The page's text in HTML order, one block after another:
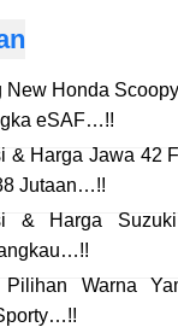
New Honda
eSAF…!!
& Harga Jawa 42
Jutaan…!!
& Harga
Warna